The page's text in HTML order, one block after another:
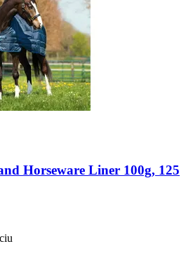
Horseware Liner 100g, 125